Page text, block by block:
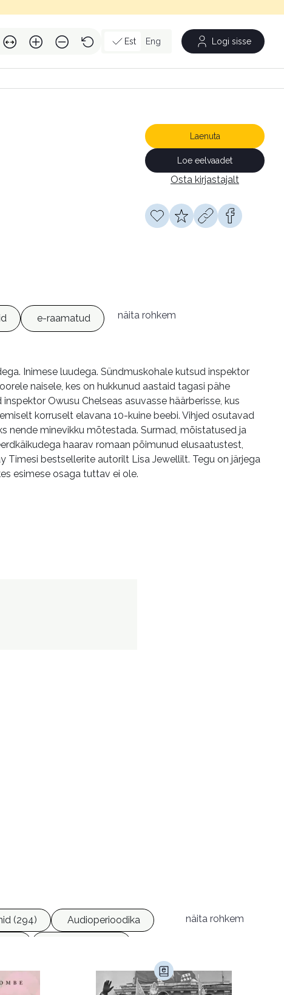
Est Eng Logi sisse
Laenuta
Loe eelvaadet
Osta kirjastajalt
e-raamatud näita rohkem
Inimese luudega. Sündmuskohale kutsud inspektor
naisele, kes on hukkunud aastaid tagasi pähe
Owusu Chelseas asuvasse häärberisse, kus
korruselt elavana 10-kuine beebi. Vihjed osutavad
nende minevikku mõtestada. Surmad, mõistatused ja
haarav romaan põimunud elusaatustest,
Timesi bestsellerite autorilt Lisa Jewellilt. Tegu on järjega
esimese osaga tuttav ei ole.
(294)
Audioperioodika
näita rohkem